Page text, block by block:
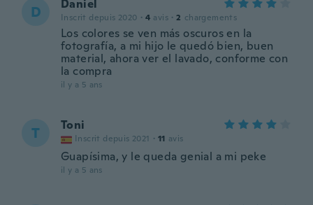
D Daniel
Inscrit depuis 2020 · 4 avis · 2 chargements
Los colores se ven más oscuros en la
fotografía, a mi hijo le quedó bien, buen
material, ahora ver el lavado, conforme con
la compra
il y a 5 ans
T Toni
Inscrit depuis 2021 · 11 avis
Guapísima, y le queda genial a mi peke
il y a 5 ans